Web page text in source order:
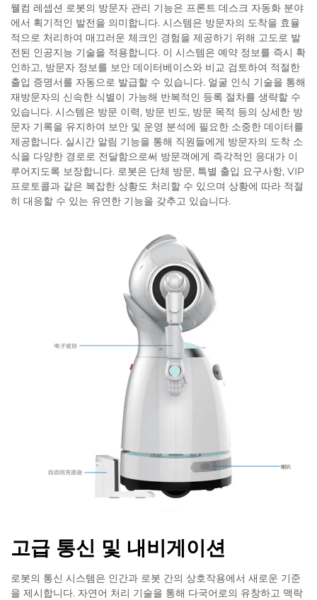
웰컴 레셉션 로봇의 방문자 관리 기능은 프론트 데스크 자동화 분야
에서 획기적인 발전을 의미합니다. 시스템은 방문자의 도착을 효율
적으로 처리하여 매끄러운 체크인 경험을 제공하기 위해 고도로 발
전된 인공지능 기술을 적용합니다. 이 시스템은 예약 정보를 즉시 확
인하고, 방문자 정보를 보안 데이터베이스와 비교 검토하여 적절한
출입 증명서를 자동으로 발급할 수 있습니다. 얼굴 인식 기술을 통해
재방문자의 신속한 식별이 가능해 반복적인 등록 절차를 생략할 수
있습니다. 시스템은 방문 이력, 방문 빈도, 방문 목적 등의 상세한 방
문자 기록을 유지하여 보안 및 운영 분석에 필요한 소중한 데이터를
제공합니다. 실시간 알림 기능을 통해 직원들에게 방문자의 도착 소
식을 다양한 경로로 전달함으로써 방문객에게 즉각적인 응대가 이
루어지도록 보장합니다. 로봇은 단체 방문, 특별 출입 요구사항, VIP
프로토콜과 같은 복잡한 상황도 처리할 수 있으며 상황에 따라 적절
히 대응할 수 있는 유연한 기능을 갖추고 있습니다.
고급 통신 및 내비게이션
로봇의 통신 시스템은 인간과 로봇 간의 상호작용에서 새로운 기준
을 제시합니다. 자연어 처리 기술을 통해 다국어로의 유창하고 맥락